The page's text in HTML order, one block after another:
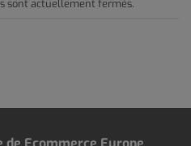
sont actuellement fermés.